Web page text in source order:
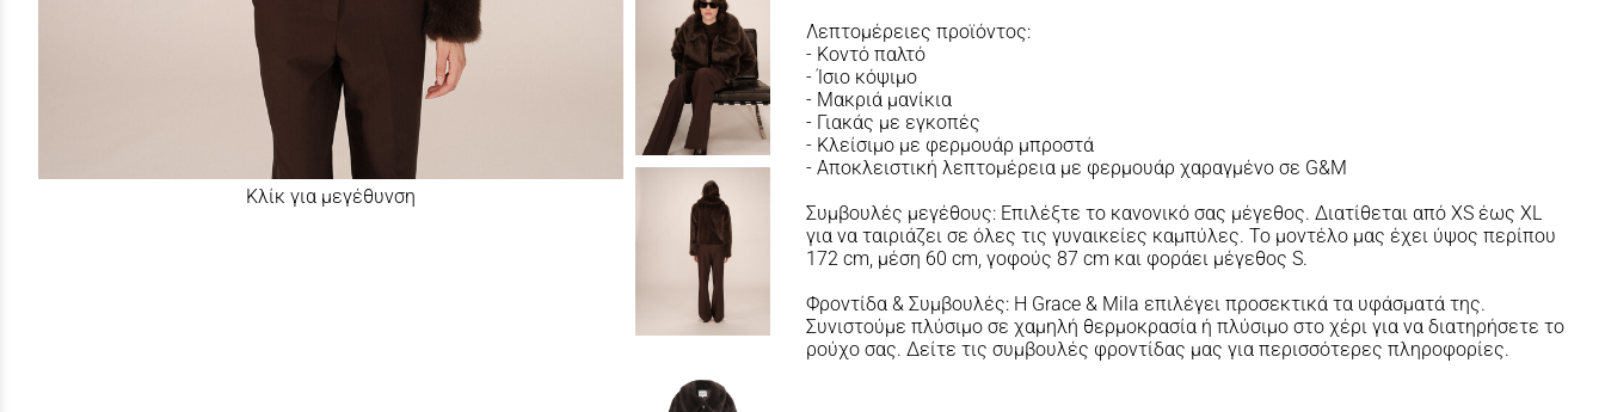
Κλίκ για μεγέθυνση
Λεπτομέρειες προϊόντος:
- Κοντό παλτό
- Ίσιο κόψιμο
- Μακριά μανίκια
- Γιακάς με εγκοπές
- Κλείσιμο με φερμουάρ μπροστά
- Αποκλειστική λεπτομέρεια με φερμουάρ χαραγμένο σε G&M
Συμβουλές μεγέθους: Επιλέξτε το κανονικό σας μέγεθος. Διατίθεται από XS έως XL
για να ταιριάζει σε όλες τις γυναικείες καμπύλες. Το μοντέλο μας έχει ύψος περίπου
172 cm, μέση 60 cm, γοφούς 87 cm και φοράει μέγεθος S.
Φροντίδα & Συμβουλές: Η Grace & Mila επιλέγει προσεκτικά τα υφάσματά της.
Συνιστούμε πλύσιμο σε χαμηλή θερμοκρασία ή πλύσιμο στο χέρι για να διατηρήσετε το
ρούχο σας. Δείτε τις συμβουλές φροντίδας μας για περισσότερες πληροφορίες.